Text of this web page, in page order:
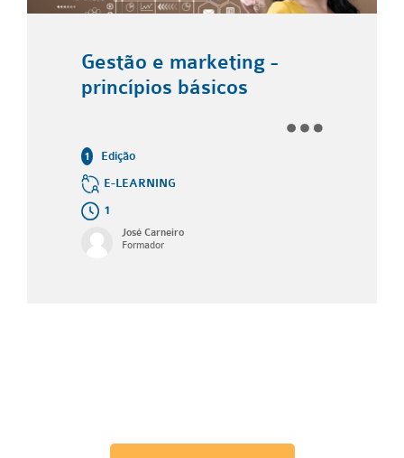
Gestão e marketing -
princípios básicos
1
Edição
E-LEARNING
1
José Carneiro
Formador